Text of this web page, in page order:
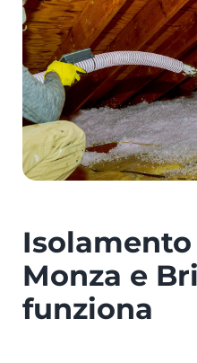
Monza e
funziona